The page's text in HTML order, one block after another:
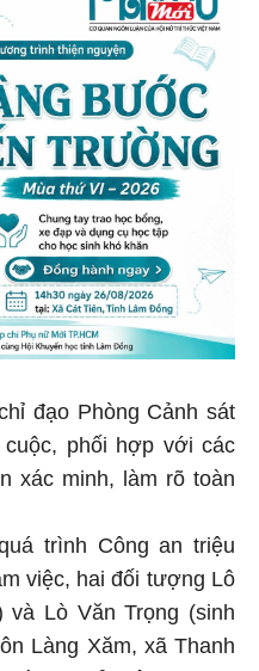
đạo Phòng Cảnh sát
phối hợp với các
xác minh, làm rõ toàn
trình Công an triệu
việc, hai đối tượng Lô
và Lò Văn Trọng (sinh
Làng Xăm, xã Thanh